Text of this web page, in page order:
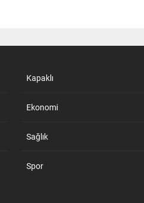
Kapaklı
Ekonomi
Sağlık
Spor